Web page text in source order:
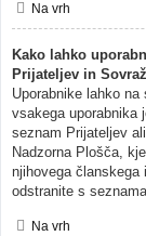
Na vrh
Kako lahko
Prijateljev in
Uporabnike lahko
vsakega uporabnika
seznam Prijateljev
Nadzorna Plošča,
njihovega članskega
odstranite s seznama.
Na vrh